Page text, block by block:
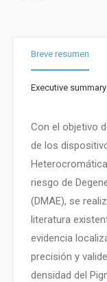
Breve resumen
Executive summary
Con el objetivo
de los
riesgo de
(DMAE), se
literatura
evidencia
precisión y
densidad del